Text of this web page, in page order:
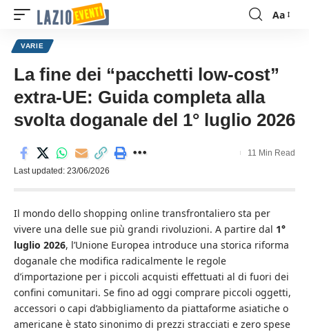
Font
Aa
VARIE
La fine dei “pacchetti low-cost”
extra-UE: Guida completa alla
svolta doganale del 1° luglio 2026
Last updated: 23/06/2026
11 Min Read
Il mondo dello shopping online transfrontaliero sta per
vivere una delle sue più grandi rivoluzioni. A partire dal 1°
luglio 2026, l’Unione Europea introduce una storica riforma
doganale che modifica radicalmente le regole
d’importazione per i piccoli acquisti effettuati al di fuori dei
confini comunitari. Se fino ad oggi comprare piccoli oggetti,
accessori o capi d’abbigliamento da piattaforme asiatiche o
americane è stato sinonimo di prezzi stracciati e zero spese